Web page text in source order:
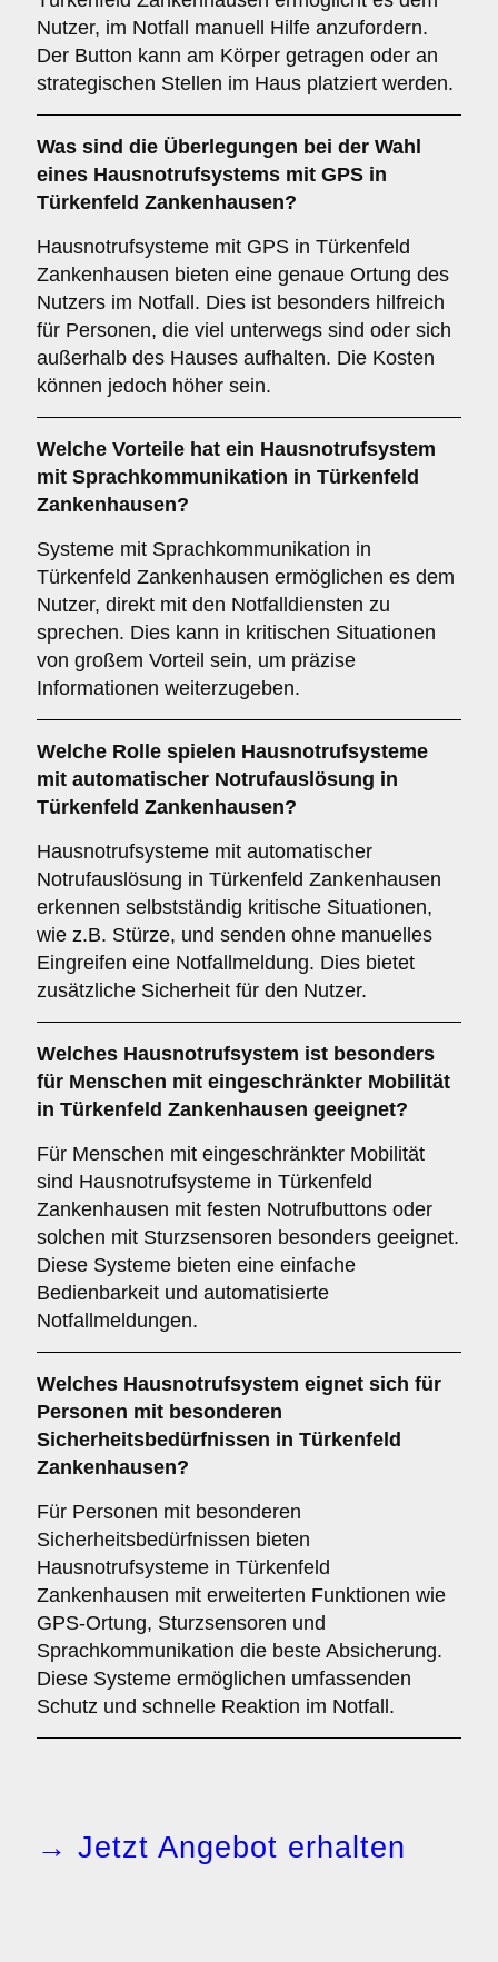
Nutzer, im Notfall manuell Hilfe anzufordern.
Der Button kann am Körper getragen oder an
strategischen Stellen im Haus platziert werden.
Was sind die Überlegungen bei der Wahl
eines Hausnotrufsystems mit GPS in
Türkenfeld Zankenhausen?
Hausnotrufsysteme mit GPS in Türkenfeld
Zankenhausen bieten eine genaue Ortung des
Nutzers im Notfall. Dies ist besonders hilfreich
für Personen, die viel unterwegs sind oder sich
außerhalb des Hauses aufhalten. Die Kosten
können jedoch höher sein.
Welche Vorteile hat ein Hausnotrufsystem
mit Sprachkommunikation in Türkenfeld
Zankenhausen?
Systeme mit Sprachkommunikation in
Türkenfeld Zankenhausen ermöglichen es dem
Nutzer, direkt mit den Notfalldiensten zu
sprechen. Dies kann in kritischen Situationen
von großem Vorteil sein, um präzise
Informationen weiterzugeben.
Welche Rolle spielen Hausnotrufsysteme
mit automatischer Notrufauslösung in
Türkenfeld Zankenhausen?
Hausnotrufsysteme mit automatischer
Notrufauslösung in Türkenfeld Zankenhausen
erkennen selbstständig kritische Situationen,
wie z.B. Stürze, und senden ohne manuelles
Eingreifen eine Notfallmeldung. Dies bietet
zusätzliche Sicherheit für den Nutzer.
Welches Hausnotrufsystem ist besonders
für Menschen mit eingeschränkter Mobilität
in Türkenfeld Zankenhausen geeignet?
Für Menschen mit eingeschränkter Mobilität
sind Hausnotrufsysteme in Türkenfeld
Zankenhausen mit festen Notrufbuttons oder
solchen mit Sturzsensoren besonders geeignet.
Diese Systeme bieten eine einfache
Bedienbarkeit und automatisierte
Notfallmeldungen.
Welches Hausnotrufsystem eignet sich für
Personen mit besonderen
Sicherheitsbedürfnissen in Türkenfeld
Zankenhausen?
Für Personen mit besonderen
Sicherheitsbedürfnissen bieten
Hausnotrufsysteme in Türkenfeld
Zankenhausen mit erweiterten Funktionen wie
GPS-Ortung, Sturzsensoren und
Sprachkommunikation die beste Absicherung.
Diese Systeme ermöglichen umfassenden
Schutz und schnelle Reaktion im Notfall.
→ Jetzt Angebot erhalten